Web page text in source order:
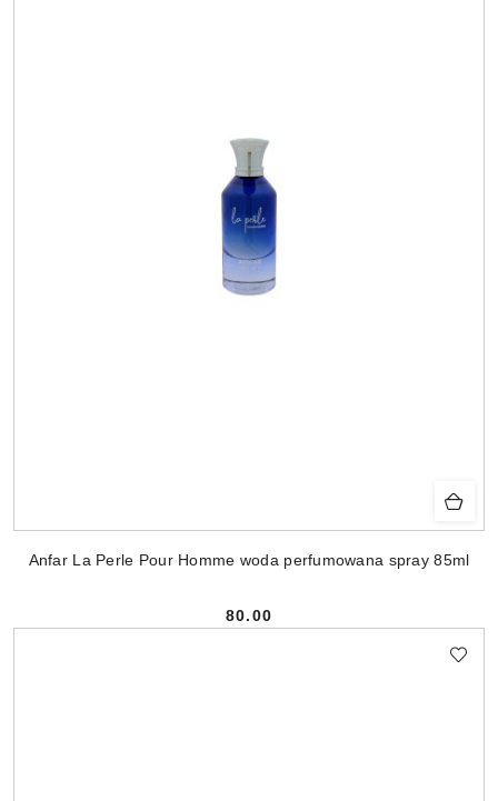
Anfar La Perle Pour Homme woda perfumowana spray 85ml
Cena:
80.00